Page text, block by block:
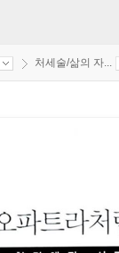
처세술/삶의 자...